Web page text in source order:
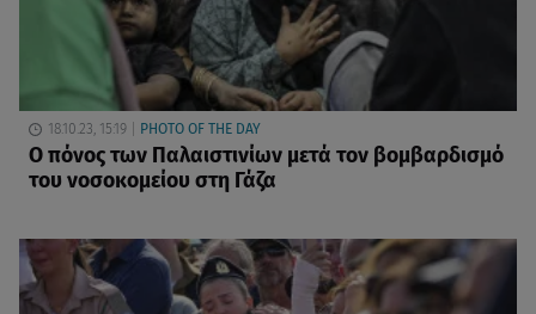
18.10.23, 15:19 PHOTO OF THE DAY
Ο πόνος των Παλαιστινίων μετά τον βομβαρδισμό
του νοσοκομείου στη Γάζα